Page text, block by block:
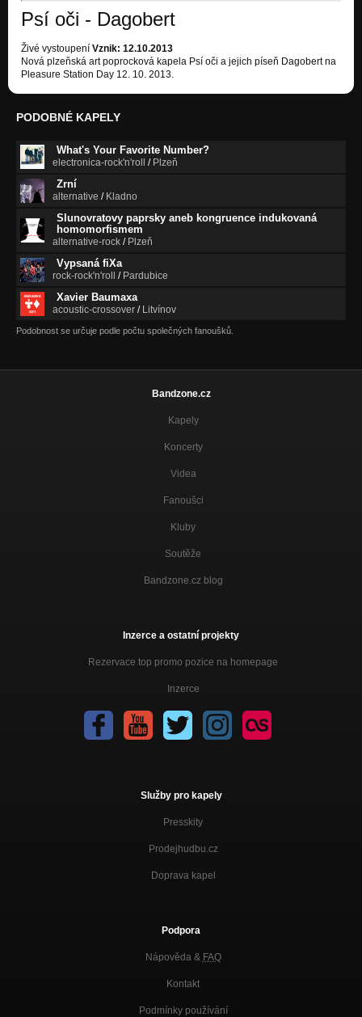
Psí oči - Dagobert
Živé vystoupení Vznik: 12.10.2013
Nová plzeňská art poprocková kapela Psí oči a jejich píseň Dagobert na
Pleasure Station Day 12. 10. 2013.
PODOBNÉ KAPELY
What's Your Favorite Number?
electronica-rock'n'roll / Plzeň
Zrní
alternative / Kladno
Slunovratovy paprsky aneb kongruence indukovaná
homomorfismem
alternative-rock / Plzeň
Vypsaná fiXa
rock-rock'n'roll / Pardubice
Xavier Baumaxa
acoustic-crossover / Litvínov
Podobnost se určuje podle počtu společných fanoušků.
Bandzone.cz
Kapely
Koncerty
Videa
Fanoušci
Kluby
Soutěže
Bandzone.cz blog
Inzerce a ostatní projekty
Rezervace top promo pozice na homepage
Inzerce
Služby pro kapely
Presskity
Prodejhudbu.cz
Doprava kapel
Podpora
Nápověda & FAQ
Kontakt
Podmínky používání